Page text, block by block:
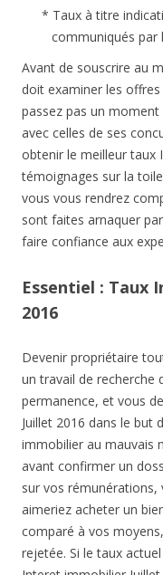
* Taux à titre
communiqués par
Avant de souscrire au
doit examiner les
passez pas un
avec celles de ses
obtenir le meilleur taux
témoignages sur la
vous vous rendrez
sont faites arnaquer
faire confiance aux
Essentiel : Taux
2016
Devenir propriétaire
un travail de recherche
permanence, et vous
Juillet 2016 dans le but
immobilier au mauvais
avant confirmer un
sur vos rémunérations,
aimeriez acheter un
comparé à vos
rejetée. Si le taux